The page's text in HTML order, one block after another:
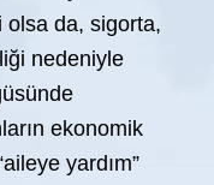
olsa da, sigorta,
nedeniyle
ekonomik
yardım”